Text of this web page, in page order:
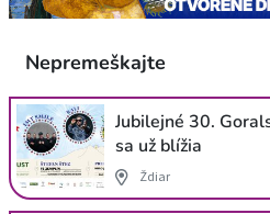
Nepremeškajte
Jubilejné 30.
sa už blížia
Ždiar